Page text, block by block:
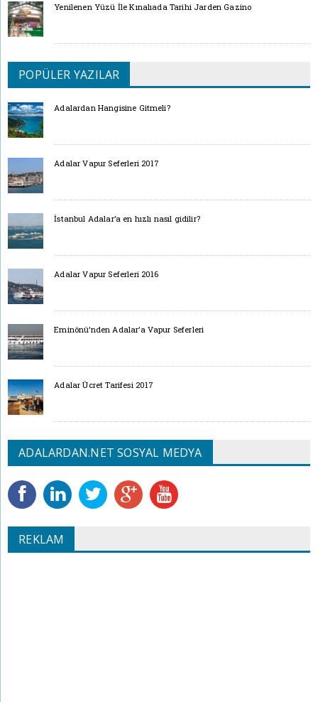
Yenilenen Yüzü İle Kınalıada Tarihi Jarden Gazino
POPÜLER YAZILAR
Adalardan Hangisine Gitmeli?
Adalar Vapur Seferleri 2017
İstanbul Adalar’a en hızlı nasıl gidilir?
Adalar Vapur Seferleri 2016
Eminönü’nden Adalar’a Vapur Seferleri
Adalar Ücret Tarifesi 2017
ADALARDAN.NET SOSYAL MEDYA
REKLAM